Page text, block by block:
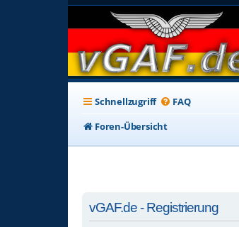
Schnellzugriff FAQ
Foren-Übersicht
vGAF.de - Registrierung